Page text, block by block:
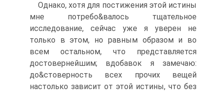
Однако, хотя для постижения этой истины
мне потребо&валось тщательное
исследование, сейчас уже я уверен не
только в этом, но равным образом и во
всем остальном, что представляется
достовернейшим; вдобавок я замечаю:
до&стоверность всех прочих вещей
настолько зависит от этой истины, что без